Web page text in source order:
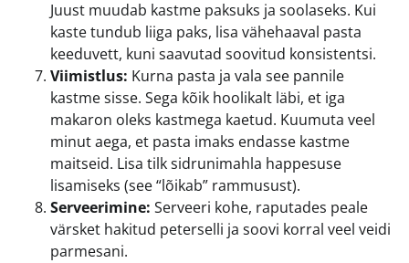
Juust muudab kastme paksuks ja soolaseks. Kui
kaste tundub liiga paks, lisa vähehaaval pasta
keeduvett, kuni saavutad soovitud konsistentsi.
Viimistlus: Kurna pasta ja vala see pannile
kastme sisse. Sega kõik hoolikalt läbi, et iga
makaron oleks kastmega kaetud. Kuumuta veel
minut aega, et pasta imaks endasse kastme
maitseid. Lisa tilk sidrunimahla happesuse
lisamiseks (see “lõikab” rammusust).
Serveerimine: Serveeri kohe, raputades peale
värsket hakitud peterselli ja soovi korral veel veidi
parmesani.